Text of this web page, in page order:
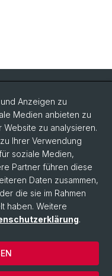
Anzeigen zu
Medien anbieten zu
zu analysieren.
Ihrer Verwendung
soziale Medien,
Partner führen diese
Daten zusammen,
die sie im Rahmen
haben. Weitere
.